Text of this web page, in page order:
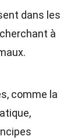
dans les
à
comme la